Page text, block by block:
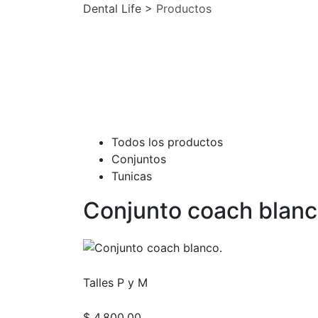
Dental Life > Productos
Todos los productos
Conjuntos
Tunicas
Conjunto coach
Talles P y M